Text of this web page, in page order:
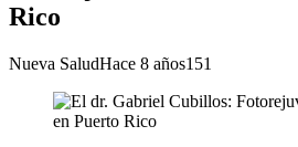
Rico
Nueva SaludHace 8 años151